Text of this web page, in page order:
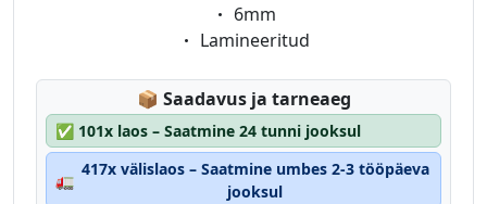
Eigenschaft:
6mm
Eigenschaft:
Lamineeritud
📦 Lagerstatus:
Saadavus ja tarneaeg
✅ 101x laos – Saatmine 24 tunni jooksul
🚛
417x välislaos – Saatmine umbes 2-3 tööpäeva
jooksul